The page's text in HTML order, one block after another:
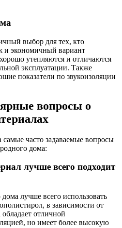
выбор для тех, кто
и экономичный вариант
утепляются и отличаются
эксплуатации. Также
показатели по звукоизоляции
вопросы о
часто задаваемые вопросы
дома:
лучше всего подходит
лучше всего использовать
в зависимости от
отличной
но имеет более высокую